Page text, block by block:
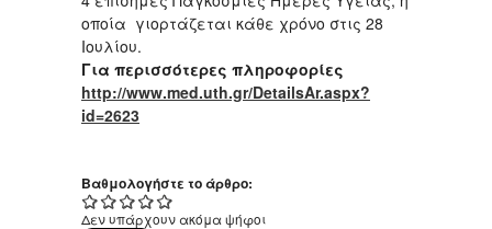
οποία γιορτάζεται κάθε χρόνο στις 28
Ιουλίου.
Για περισσότερες πληροφορίες
http://www.med.uth.gr/DetailsAr.aspx?
id=2623
Βαθμολογήστε το άρθρο:
Δεν υπάρχουν ακόμα ψήφοι